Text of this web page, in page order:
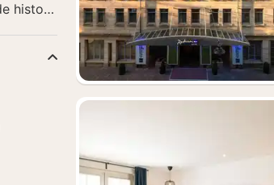
Bremen: Wandeling door de historische wijk Schnoor(11)